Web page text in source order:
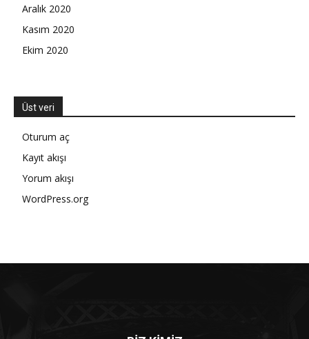
Aralık 2020
Kasım 2020
Ekim 2020
Üst veri
Oturum aç
Kayıt akışı
Yorum akışı
WordPress.org